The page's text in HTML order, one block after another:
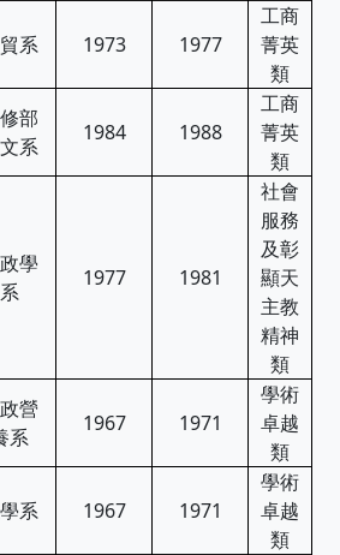
系 1973 1977
工商
菁英
類
部
系
1984 1988
工商
菁英
類
學
系
1977 1981
社會
服務
及彰
顯天
主教
精神
類
營
系
1967 1971
學術
卓越
類
系 1967 1971
學術
卓越
類